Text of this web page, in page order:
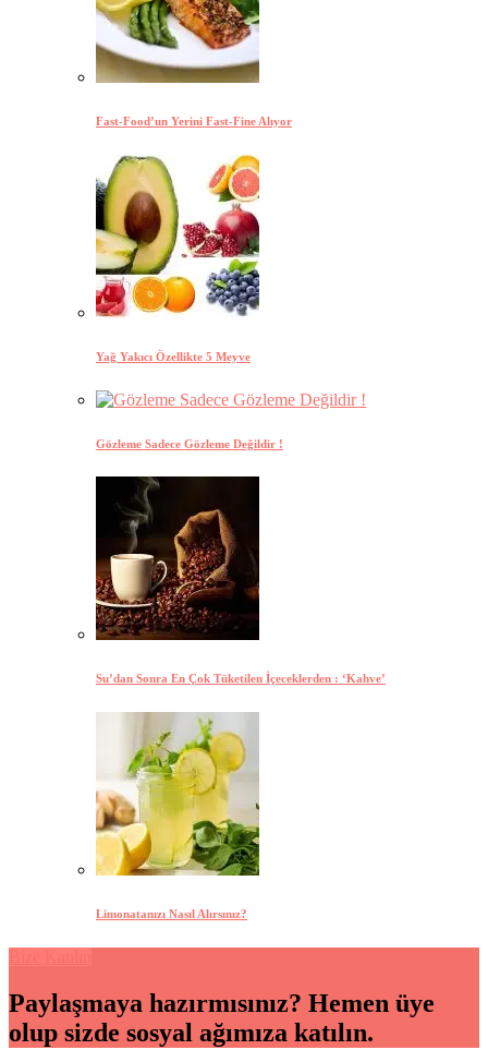
Fast-Food’un Yerini Fast-Fine Alıyor
Yağ Yakıcı Özellikte 5 Meyve
Gözleme Sadece Gözleme Değildir !
Su’dan Sonra En Çok Tüketilen İçeceklerden : ‘Kahve’
Limonatanızı Nasıl Alırsınız?
Paylaşmaya hazırmısınız? Hemen üye
olup sizde sosyal ağımıza katılın.